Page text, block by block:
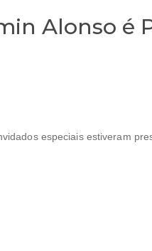
Alonso é
especiais estiveram